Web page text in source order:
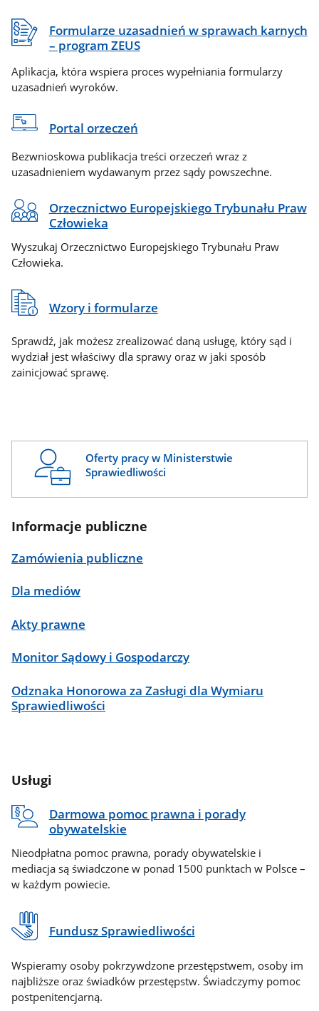
Formularze uzasadnień w sprawach karnych
– program ZEUS
Aplikacja, która wspiera proces wypełniania formularzy
uzasadnień wyroków.
Portal orzeczeń
Bezwnioskowa publikacja treści orzeczeń wraz z
uzasadnieniem wydawanym przez sądy powszechne.
Orzecznictwo Europejskiego Trybunału Praw
Człowieka
Wyszukaj Orzecznictwo Europejskiego Trybunału Praw
Człowieka.
Wzory i formularze
Sprawdź, jak możesz zrealizować daną usługę, który sąd i
wydział jest właściwy dla sprawy oraz w jaki sposób
zainicjować sprawę.
Oferty pracy w Ministerstwie
Sprawiedliwości
Informacje publiczne
Zamówienia publiczne
Dla mediów
Akty prawne
Monitor Sądowy i Gospodarczy
Odznaka Honorowa za Zasługi dla Wymiaru
Sprawiedliwości
Usługi
Darmowa pomoc prawna i porady
obywatelskie
Nieodpłatna pomoc prawna, porady obywatelskie i
mediacja są świadczone w ponad 1500 punktach w Polsce –
w każdym powiecie.
Fundusz Sprawiedliwości
Wspieramy osoby pokrzywdzone przestępstwem, osoby im
najbliższe oraz świadków przestępstw. Świadczymy pomoc
postpenitencjarną.